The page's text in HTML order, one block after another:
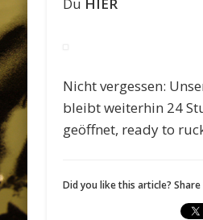
Nicht vergessen:
bleibt weiterhin 24
geöffnet, ready to
Did you like this article?